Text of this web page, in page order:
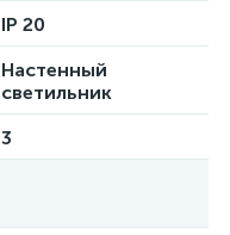
IP 20
Настенный
светильник
3